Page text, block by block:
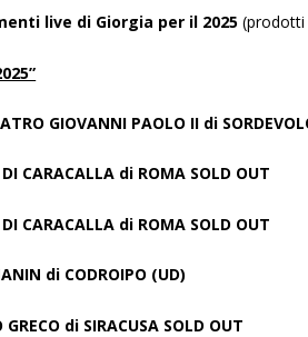
live di Giorgia per il 2025(prodotti
GIOVANNI PAOLO II di
CARACALLA di ROMA SOLD OUT
CARACALLA di ROMA SOLD OUT
di CODROIPO (UD)
di SIRACUSA SOLD OUT